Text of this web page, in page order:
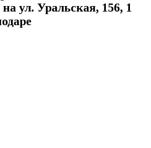
ул. Уральская, 156, 1